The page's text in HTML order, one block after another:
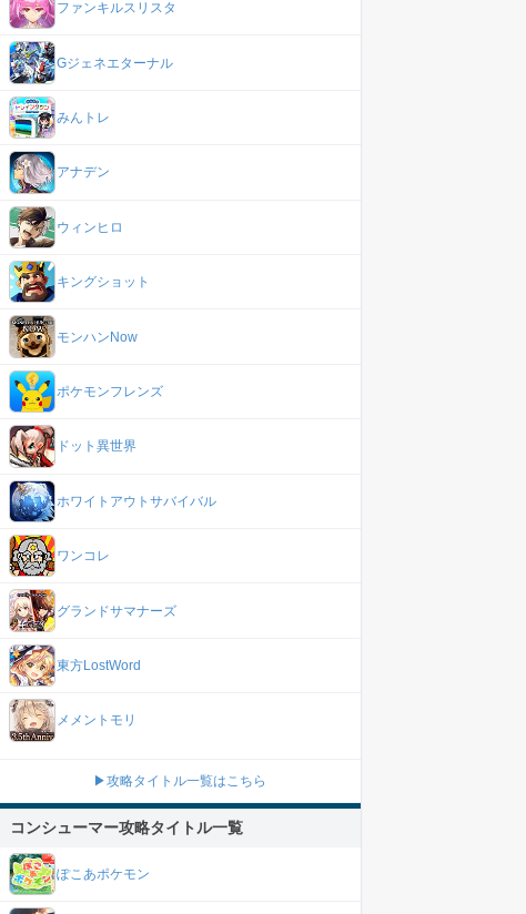
ファンキルスリスタ
Gジェネエターナル
みんトレ
アナデン
ウィンヒロ
キングショット
モンハンNow
ポケモンフレンズ
ドット異世界
ホワイトアウトサバイバル
ワンコレ
グランドサマナーズ
東方LostWord
メメントモリ
▶攻略タイトル一覧はこちら
コンシューマー攻略タイトル一覧
ぽこあポケモン